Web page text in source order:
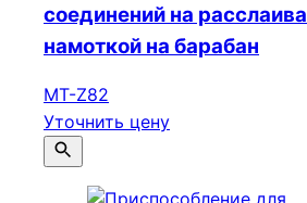
соединений на
намоткой на барабан
МТ-Z82
Уточнить цену